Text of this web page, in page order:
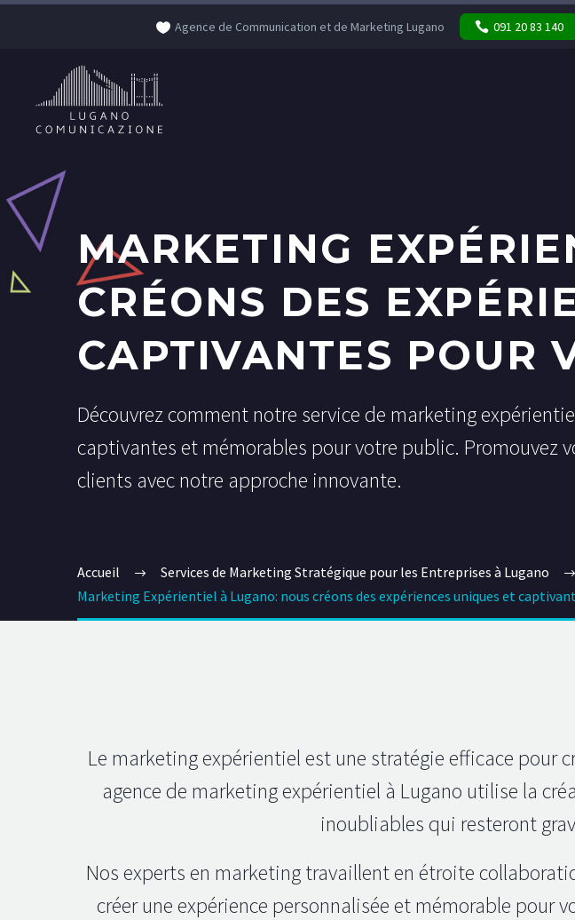
Agence de Communication et de Marketing Lugano 091 20 83 140
MARKETING
CRÉONS DES
CAPTIVANTES POUR
Découvrez comment notre service de marketing
captivantes et mémorables pour votre public. Promouvez
clients avec notre approche innovante.
Accueil
Services de Marketing Stratégique pour les Entreprises à Lugano
Marketing Expérientiel à Lugano: nous créons des expériences uniques et
Le marketing expérientiel est une stratégie efficace pour
agence de marketing expérientiel à Lugano utilise la
inoubliables qui resteront
Nos experts en marketing travaillent en étroite
créer une expérience personnalisée et mémorable pour